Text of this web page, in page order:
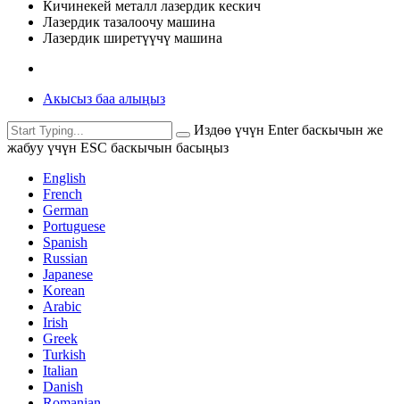
Кичинекей металл лазердик кескич
Лазердик тазалоочу машина
Лазердик ширетүүчү машина
Акысыз баа алыңыз
Издөө үчүн Enter баскычын же
жабуу үчүн ESC баскычын басыңыз
English
French
German
Portuguese
Spanish
Russian
Japanese
Korean
Arabic
Irish
Greek
Turkish
Italian
Danish